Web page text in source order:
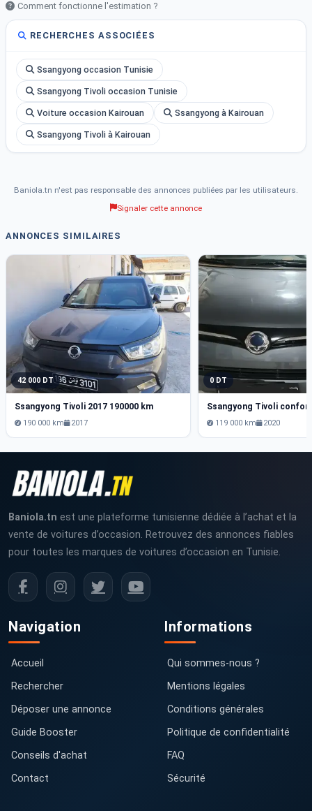
Comment fonctionne l'estimation ?
RECHERCHES ASSOCIÉES
Ssangyong occasion Tunisie
Ssangyong Tivoli occasion Tunisie
Voiture occasion Kairouan Ssangyong à Kairouan
Ssangyong Tivoli à Kairouan
Baniola.tn n'est pas responsable des annonces publiées par les utilisateurs.
Signaler cette annonce
ANNONCES SIMILAIRES
42 000 DT
Ssangyong Tivoli 2017 190000 km
190 000 km 2017
0 DT
Ssangyong Tivoli
119 000 km 2020
Baniola.tn est une plateforme tunisienne dédiée à l’achat et la
vente de voitures d’occasion. Retrouvez des annonces fiables
pour toutes les marques de voitures d’occasion en Tunisie.
Navigation
Accueil
Rechercher
Déposer une annonce
Guide Booster
Conseils d'achat
Contact
Informations
Qui sommes-nous ?
Mentions légales
Conditions générales
Politique de confidentialité
FAQ
Sécurité